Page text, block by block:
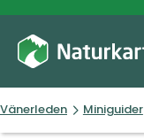
Vänerleden Miniguider